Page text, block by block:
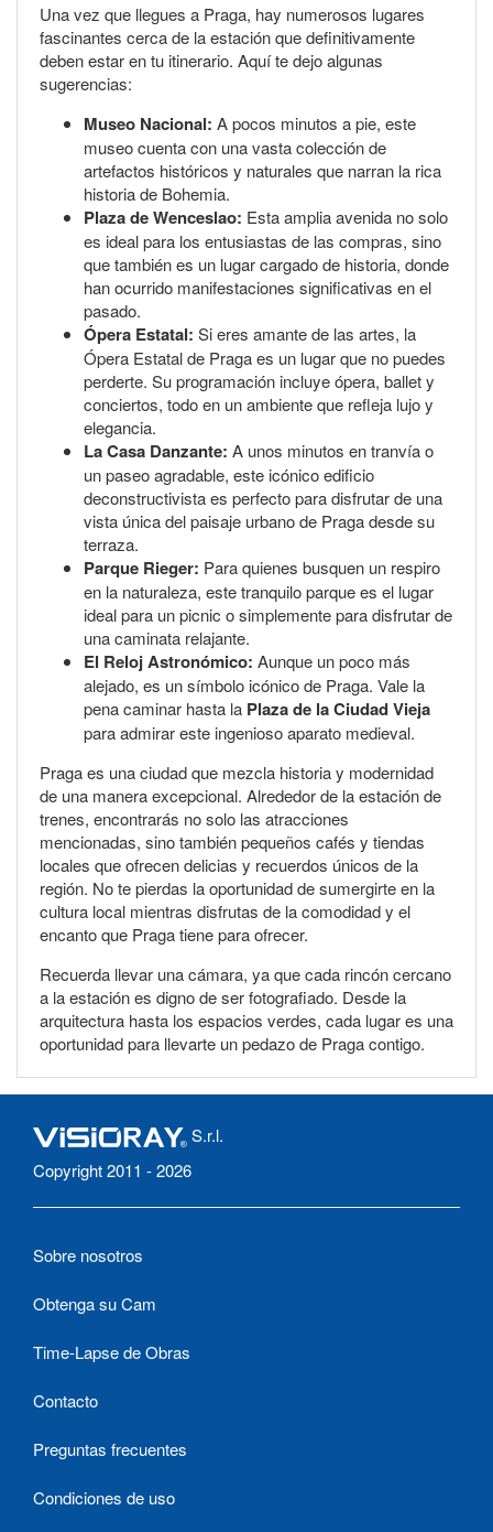
Una vez que llegues a Praga, hay numerosos lugares
fascinantes cerca de la estación que definitivamente
deben estar en tu itinerario. Aquí te dejo algunas
sugerencias:
Museo Nacional: A pocos minutos a pie, este
museo cuenta con una vasta colección de
artefactos históricos y naturales que narran la rica
historia de Bohemia.
Plaza de Wenceslao: Esta amplia avenida no solo
es ideal para los entusiastas de las compras, sino
que también es un lugar cargado de historia, donde
han ocurrido manifestaciones significativas en el
pasado.
Ópera Estatal: Si eres amante de las artes, la
Ópera Estatal de Praga es un lugar que no puedes
perderte. Su programación incluye ópera, ballet y
conciertos, todo en un ambiente que refleja lujo y
elegancia.
La Casa Danzante: A unos minutos en tranvía o
un paseo agradable, este icónico edificio
deconstructivista es perfecto para disfrutar de una
vista única del paisaje urbano de Praga desde su
terraza.
Parque Rieger: Para quienes busquen un respiro
en la naturaleza, este tranquilo parque es el lugar
ideal para un picnic o simplemente para disfrutar de
una caminata relajante.
El Reloj Astronómico: Aunque un poco más
alejado, es un símbolo icónico de Praga. Vale la
pena caminar hasta la Plaza de la Ciudad Vieja
para admirar este ingenioso aparato medieval.
Praga es una ciudad que mezcla historia y modernidad
de una manera excepcional. Alrededor de la estación de
trenes, encontrarás no solo las atracciones
mencionadas, sino también pequeños cafés y tiendas
locales que ofrecen delicias y recuerdos únicos de la
región. No te pierdas la oportunidad de sumergirte en la
cultura local mientras disfrutas de la comodidad y el
encanto que Praga tiene para ofrecer.
Recuerda llevar una cámara, ya que cada rincón cercano
a la estación es digno de ser fotografiado. Desde la
arquitectura hasta los espacios verdes, cada lugar es una
oportunidad para llevarte un pedazo de Praga contigo.
S.r.l.
Copyright 2011 - 2026
Sobre nosotros
Obtenga su Cam
Time-Lapse de Obras
Contacto
Preguntas frecuentes
Condiciones de uso